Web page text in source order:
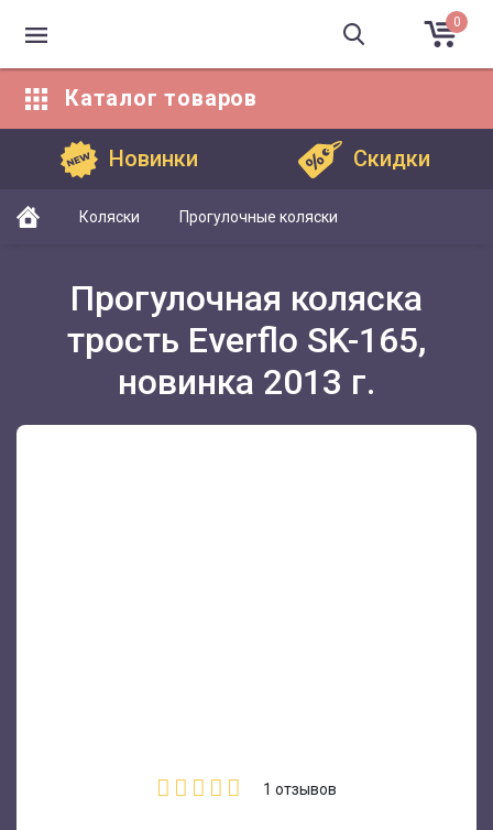
0
Каталог товаров
Новинки Скидки
Коляски Прогулочные коляски
Прогулочная коляска
трость Everflo SK-165,
новинка 2013 г.
1 отзывов